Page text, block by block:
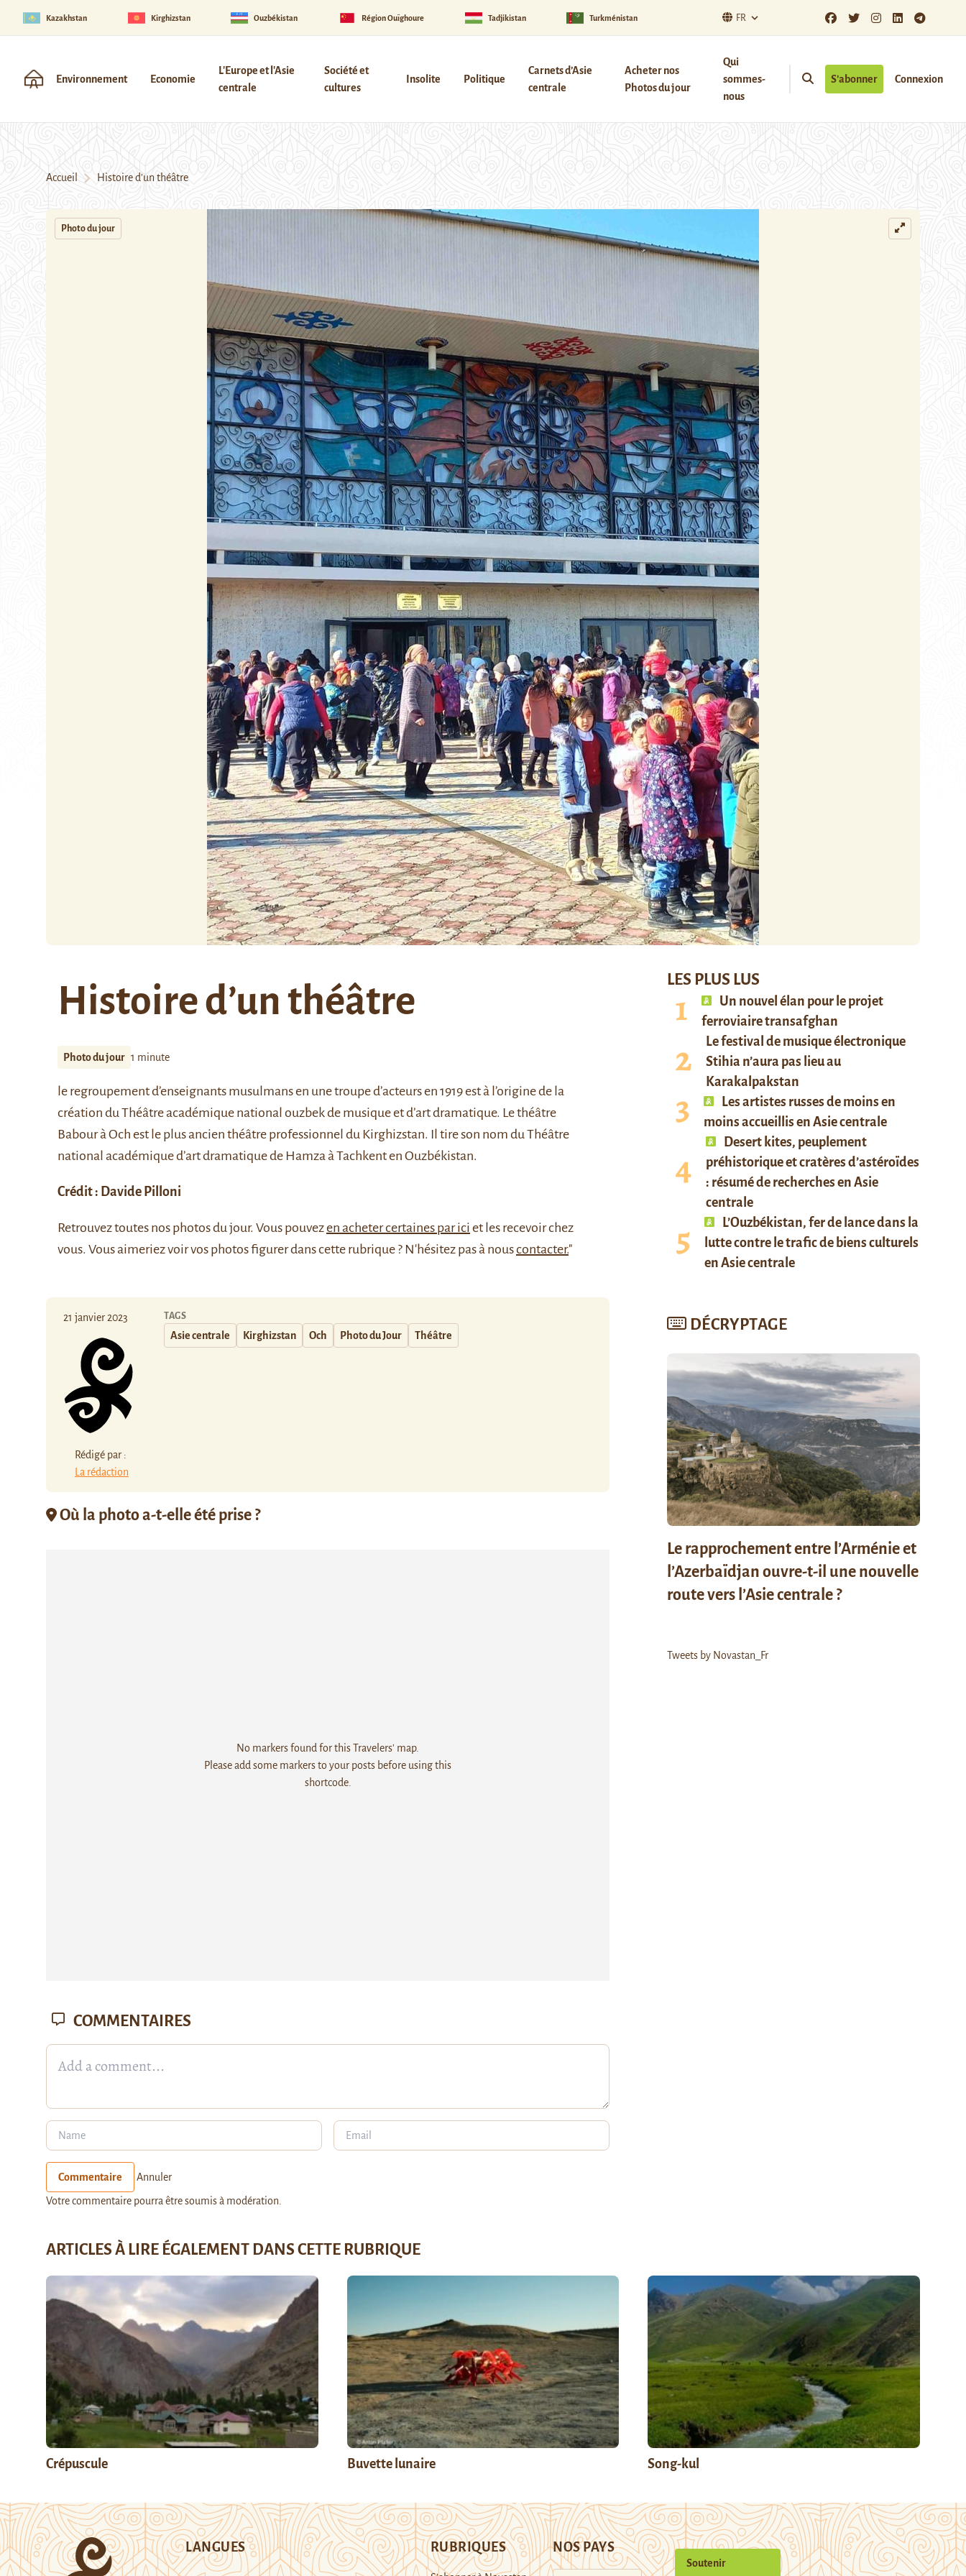
Kazakhstan Kirghizstan Ouzbékistan Région Ouïghoure Tadjikistan Turkménistan FR
Environnement Economie
L'Europe et l'Asie
centrale
Société et
cultures
Insolite Politique
Carnets d’Asie
centrale
Acheter nos
Photos du jour
Qui
sommes-
nous
S’abonner Connexion
Accueil Histoire d’un théâtre
Photo du jour
Histoire d’un théâtre
Photo du jour 1 minute
le regroupement d’enseignants musulmans en une troupe d’acteurs en 1919 est à l’origine de la
création du Théâtre académique national ouzbek de musique et d’art dramatique. Le théâtre
Babour à Och est le plus ancien théâtre professionnel du Kirghizstan. Il tire son nom du Théâtre
national académique d’art dramatique de Hamza à Tachkent en Ouzbékistan.
Crédit : Davide Pilloni
Retrouveztoutes nos photos du jour. Vous pouvezen acheter certaines par ici et les recevoir chez
vous. Vous aimeriez voir vos photos figurer dans cette rubrique ? N'hésitez pas à nouscontacter."
21 janvier 2023
Rédigé par :
La rédaction
TAGS
Asie centrale Kirghizstan Och Photo du Jour Théâtre
Où la photo a-t-elle été prise ?
No markers found for this Travelers' map.
Please add some markers to your posts before using this
shortcode.
LES PLUS LUS
Un nouvel élan pour le projet
ferroviaire transafghan
Le festival de musique électronique
Stihia n’aura pas lieu au
Karakalpakstan
Les artistes russes de moins en
moins accueillis en Asie centrale
Desert kites, peuplement
préhistorique et cratères d’astéroïdes
: résumé de recherches en Asie
centrale
L’Ouzbékistan, fer de lance dans la
lutte contre le trafic de biens culturels
en Asie centrale
DÉCRYPTAGE
Le rapprochement entre l’Arménie et
l’Azerbaïdjan ouvre-t-il une nouvelle
route vers l’Asie centrale ?
Tweets by Novastan_Fr
COMMENTAIRES
Commentaire Annuler
Votre commentaire pourra être soumis à modération.
ARTICLES À LIRE ÉGALEMENT DANS CETTE RUBRIQUE
Crépuscule Buvette lunaire Song-kul
LANGUES RUBRIQUES NOS PAYS
Soutenir